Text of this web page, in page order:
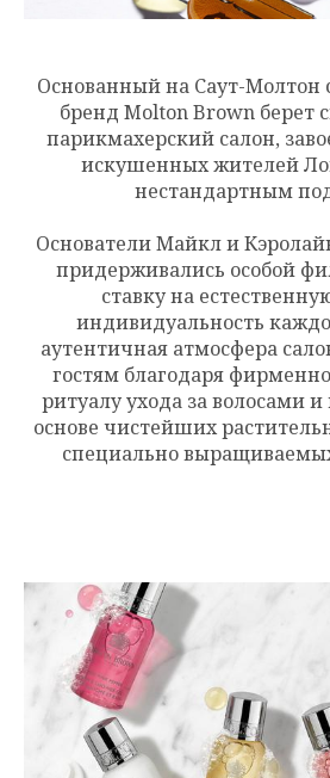
Основанный на Саут-Молтон
бренд Molton Brown берет
парикмахерский салон,
искушенных жителей
нестандартным
Основатели Майкл и
придерживались особой
ставку на
индивидуальность
аутентичная атмосфера
гостям благодаря
ритуалу ухода за волосами
основе чистейших
специально